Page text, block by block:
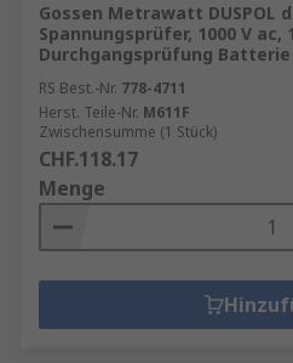
Gossen Metrawatt DUSPOL
Spannungsprüfer, 1000 V ac,
Durchgangsprüfung Batterie
RS Best.-Nr. 778-4711
Herst. Teile-Nr. M611F
Zwischensumme (1 Stück)
CHF.118.17
Menge